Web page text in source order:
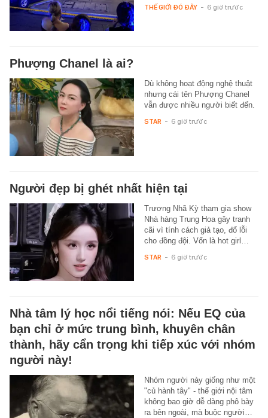
THẾ GIỚI ĐÓ ĐÂY - 6 giờ trước
Phượng Chanel là ai?
Dù không hoạt động nghệ thuật
nhưng cái tên Phượng Chanel
vẫn được nhiều người biết đến.
STAR - 6 giờ trước
Người đẹp bị ghét nhất hiện tại
Trương Nhã Kỳ tham gia show
Nhà hàng Trung Hoa gây tranh
cãi vì tính cách giả tạo, đổ lỗi
cho đồng đội. Vốn là hot girl…
STAR - 6 giờ trước
Nhà tâm lý học nổi tiếng nói: Nếu EQ của
bạn chỉ ở mức trung bình, khuyên chân
thành, hãy cẩn trọng khi tiếp xúc với nhóm
người này!
Nhóm người này giống như một
"củ hành tây" - thế giới nội tâm
không bao giờ dễ dàng phô bày
ra bên ngoài, mà buộc người…